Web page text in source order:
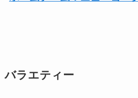
バラエティー